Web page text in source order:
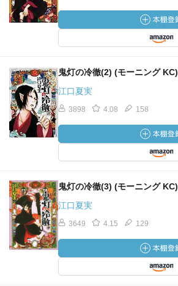
鬼灯の冷徹(2) (モーニング KC)
江口夏実
3898 4.08 158
鬼灯の冷徹(3) (モーニング KC)
江口夏実
3649 4.15 129